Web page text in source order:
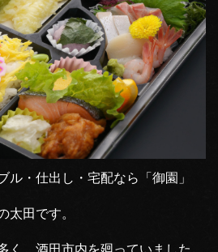
ル・仕出し・宅配なら「御園」
太田です。